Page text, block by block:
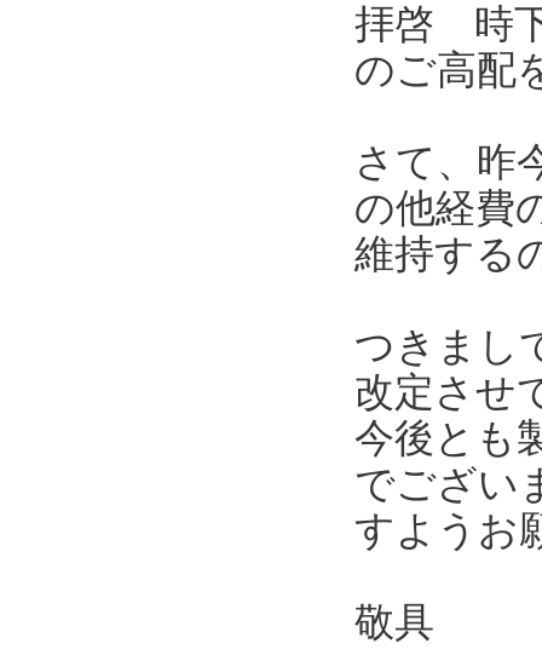
拝啓 時
のご高配
さて、昨
の他経費
維持する
つきまし
改定させ
今後とも
でござい
すようお
敬具